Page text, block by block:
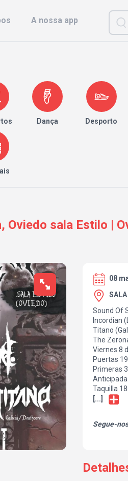
A nossa app
Dança Desporto
sala Estilo |
08
Sound Of
Incordian
Titano
The
Viernes 8
Puertas
Primeras
Taquilla
[...]
Segue-